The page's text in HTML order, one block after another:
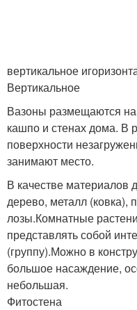
вертикальное
Вертикальное
Вазоны размещаются на
кашпо и стенах дома. В
поверхности
занимают место.
В качестве материалов
дерево, металл (ковка),
лозы.Комнатные
представлять собой
(группу).Можно в
большое насаждение,
небольшая.
Фитостена